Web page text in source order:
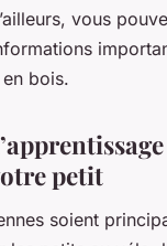
vous
bois.
petit
soient